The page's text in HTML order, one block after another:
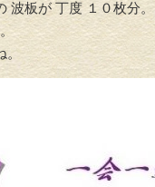
波板が 丁度 １０枚分。